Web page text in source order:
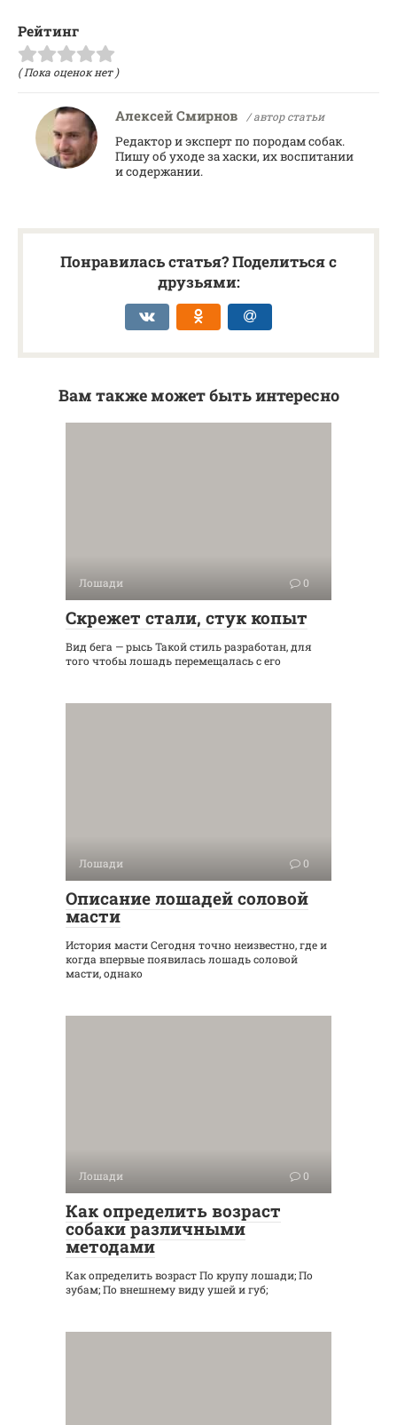
Рейтинг
( Пока оценок нет )
Алексей Смирнов / автор статьи
Редактор и эксперт по породам собак.
Пишу об уходе за хаски, их воспитании
и содержании.
Понравилась статья? Поделиться с
друзьями:
Вам также может быть интересно
Лошади 0
Скрежет стали, стук копыт
Вид бега — рысь Такой стиль разработан, для
того чтобы лошадь перемещалась с его
Лошади 0
Описание лошадей соловой
масти
История масти Сегодня точно неизвестно, где и
когда впервые появилась лошадь соловой
масти, однако
Лошади 0
Как определить возраст
собаки различными
методами
Как определить возраст По крупу лошади; По
зубам; По внешнему виду ушей и губ;